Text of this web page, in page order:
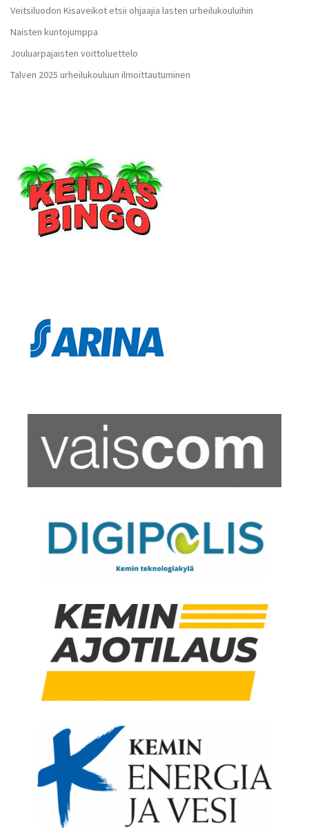
Veitsiluodon Kisaveikot etsii ohjaajia lasten urheilukouluihin
Naisten kuntojumppa
Jouluarpajaisten voittoluettelo
Talven 2025 urheilukouluun ilmoittautuminen